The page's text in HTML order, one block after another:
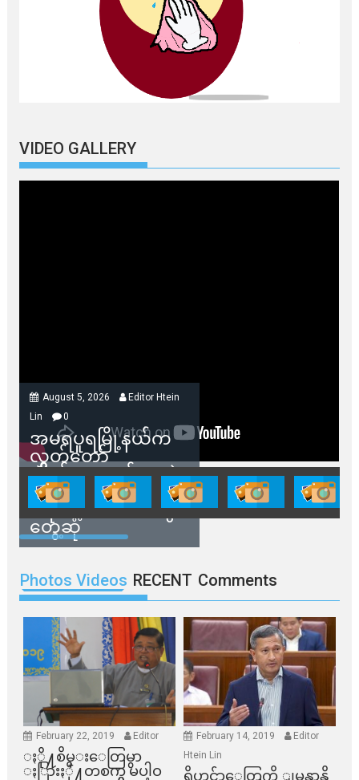
VIDEO GALLERY
August 5, 2026
Editor Htein
Lin
0
အမရပူရမြို့နယ်က
လွှတ်တော်
ကိုယ်စားလှယ်တွေနဲ့
နေအိမ်တွေဖျက်သိမ်း
ခံရမယ့် ဒေသခံတွေ
တွေ့ဆုံ
Photos Videos RECENT Comments
February 22, 2019 Editor
ႏို႔စိမ္းေတြမွာ
ႏြားႏို႔တစက္မွ မပါဝ
February 14, 2019
Editor
Htein Lin
ရိုဟင္ဂ်ာေတြကို ျမန္မာနို